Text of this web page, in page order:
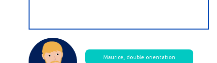
Maurice, double orientation